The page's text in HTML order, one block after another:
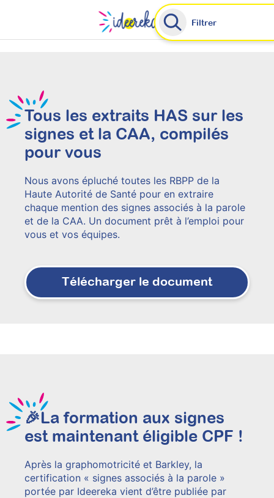
Filtrer
Nos ressources vous aident à mieux accompagner
quels que soient les besoins spécifiques.
Découvrir Ideereka
Tous les extraits HAS sur les
signes et la CAA, compilés
pour vous
Nous avons épluché toutes les RBPP de la
Haute Autorité de Santé pour en extraire
chaque mention des signes associés à la parole
et de la CAA. Un document prêt à l’emploi pour
vous et vos équipes.
Télécharger le document
🎉La formation aux signes
est maintenant éligible CPF !
Après la graphomotricité et Barkley, la
certification « signes associés à la parole »
portée par Ideereka vient d’être publiée par